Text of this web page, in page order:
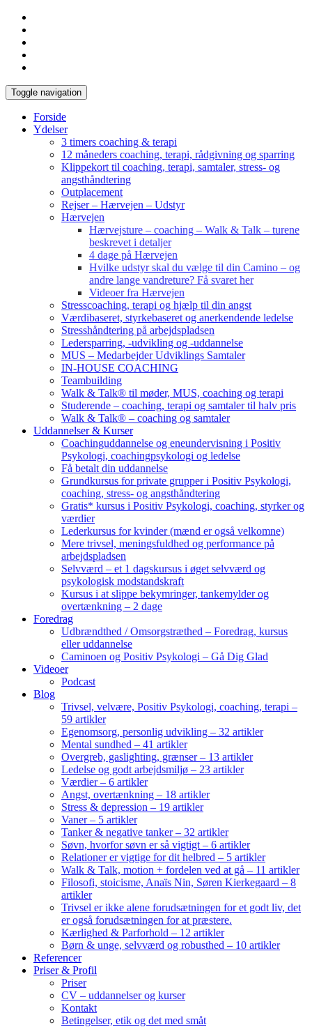
Toggle navigation
Forside
Ydelser
3 timers coaching & terapi
12 måneders coaching, terapi, rådgivning og sparring
Klippekort til coaching, terapi, samtaler, stress- og
angsthåndtering
Outplacement
Rejser – Hærvejen – Udstyr
Hærvejen
Hærvejsture – coaching – Walk & Talk – turene
beskrevet i detaljer
4 dage på Hærvejen
Hvilke udstyr skal du vælge til din Camino – og
andre lange vandreture? Få svaret her
Videoer fra Hærvejen
Stresscoaching, terapi og hjælp til din angst
Værdibaseret, styrkebaseret og anerkendende ledelse
Stresshåndtering på arbejdspladsen
Ledersparring, -udvikling og -uddannelse
MUS – Medarbejder Udviklings Samtaler
IN-HOUSE COACHING
Teambuilding
Walk & Talk® til møder, MUS, coaching og terapi
Studerende – coaching, terapi og samtaler til halv pris
Walk & Talk® – coaching og samtaler
Uddannelser & Kurser
Coachinguddannelse og eneundervisning i Positiv
Psykologi, coachingpsykologi og ledelse
Få betalt din uddannelse
Grundkursus for private grupper i Positiv Psykologi,
coaching, stress- og angsthåndtering
Gratis* kursus i Positiv Psykologi, coaching, styrker og
værdier
Lederkursus for kvinder (mænd er også velkomne)
Mere trivsel, meningsfuldhed og performance på
arbejdspladsen
Selvværd – et 1 dagskursus i øget selvværd og
psykologisk modstandskraft
Kursus i at slippe bekymringer, tankemylder og
overtænkning – 2 dage
Foredrag
Udbrændthed / Omsorgstræthed – Foredrag, kursus
eller uddannelse
Caminoen og Positiv Psykologi – Gå Dig Glad
Videoer
Podcast
Blog
Trivsel, velvære, Positiv Psykologi, coaching, terapi –
59 artikler
Egenomsorg, personlig udvikling – 32 artikler
Mental sundhed – 41 artikler
Overgreb, gaslighting, grænser – 13 artikler
Ledelse og godt arbejdsmiljø – 23 artikler
Værdier – 6 artikler
Angst, overtænkning – 18 artikler
Stress & depression – 19 artikler
Vaner – 5 artikler
Tanker & negative tanker – 32 artikler
Søvn, hvorfor søvn er så vigtigt – 6 artikler
Relationer er vigtige for dit helbred – 5 artikler
Walk & Talk, motion + fordelen ved at gå – 11 artikler
Filosofi, stoicisme, Anaïs Nin, Søren Kierkegaard – 8
artikler
Trivsel er ikke alene forudsætningen for et godt liv, det
er også forudsætningen for at præstere.
Kærlighed & Parforhold – 12 artikler
Børn & unge, selvværd og robusthed – 10 artikler
Referencer
Priser & Profil
Priser
CV – uddannelser og kurser
Kontakt
Betingelser, etik og det med småt